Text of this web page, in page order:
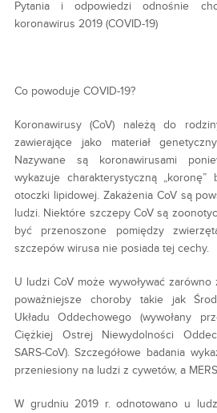
Pytania i odpowiedzi odnośnie
koronawirus 2019 (COVID-19)
Co powoduje COVID-19?
Koronawirusy (CoV) należą do
zawierające jako materiał
Nazywane są koronawirusami
wykazuje charakterystyczną „koronę”
otoczki lipidowej. Zakażenia CoV są
ludzi. Niektóre szczepy CoV są
być przenoszone pomiędzy
szczepów wirusa nie posiada tej cechy.
U ludzi CoV może wywoływać zarówno
poważniejsze choroby takie jak
Układu Oddechowego (wywołany
Ciężkiej Ostrej Niewydolności
SARS-CoV). Szczegółowe badania
przeniesiony na ludzi z cywetów, a
W grudniu 2019 r. odnotowano u